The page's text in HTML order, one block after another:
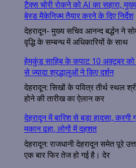
टैक्स चोरी रोकने को AI का सहारा,
बेस्ड मैकेनिज्म तैयार करने के दिए निर्देश
देहरादून- मुख्य सचिव आनन्द बर्द्धन ने
वृद्धि के सम्बन्ध में अधिकारियों के साथ
हेमकुंड साहिब के कपाट 10 अक्टूबर
से ज्यादा श्रद्धालुओं ने किए दर्शन
देहरादून: सिखों के पवित्र तीर्थ स्थल
होने की तारीख का ऐलान कर
देहरादून में बारिश से बड़ा हादसा,
मकान ढहा, लोगों में दहशत
देहरादून: राजधानी देहरादून समेत पूरे
एक बार फिर तेज हो गई है। देर